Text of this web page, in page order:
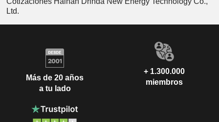
Ltd.
Más de 20 años
a tu lado
+ 1.300.000
miembros